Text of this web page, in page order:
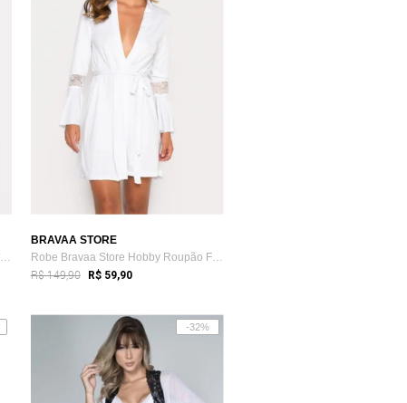
Robe Bravaa Store Feminino Hobby Hobbie ...
BRAVAA STORE
Robe Bravaa Store Hobby Roupão Feminino ...
R$ 149,90 R$ 59,90
-32%